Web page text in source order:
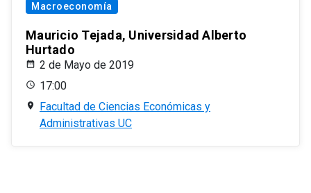
Macroeconomía
Mauricio Tejada, Universidad Alberto
Hurtado
2 de Mayo de 2019
17:00
Facultad de Ciencias Económicas y
Administrativas UC